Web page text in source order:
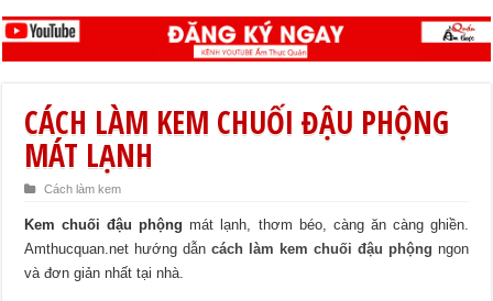
CÁCH LÀM KEM CHUỐI ĐẬU PHỘNG
MÁT LẠNH
Cách làm kem
Kem chuối đậu phộng mát lạnh, thơm béo, càng ăn càng ghiền.
Amthucquan.net hướng dẫncách làm kem chuối đậu phộng ngon
và đơn giản nhất tại nhà.